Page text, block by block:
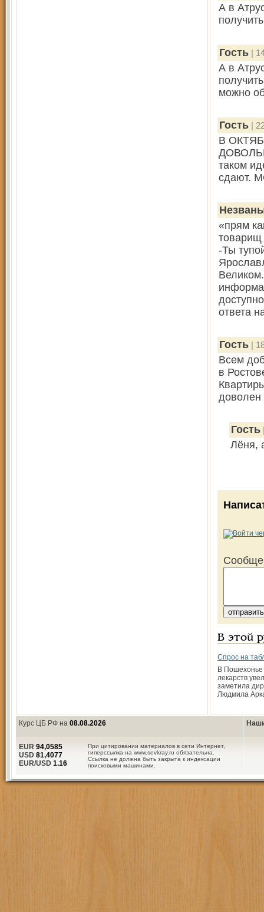
А в
Гость |
А в
можно
Гость |
В
таком
сдают.
«прям
товарищ
-Ты
ответа
Гость |
Всем
в
доволен
Гость
Лёня,
В этой
Спрос на
В Пошехонье
лекарств
заметила
Людмила
Курс ЦБ РФ на 08.08.2026
При цитировании материалов в сети Интернет,
гиперссылка на www.sevkray.ru обязательна.
Ссылка не должна быть закрыта к индексации
поисковыми машинами.
EUR 94,0585
USD 81,4077
EUR/USD 1.16